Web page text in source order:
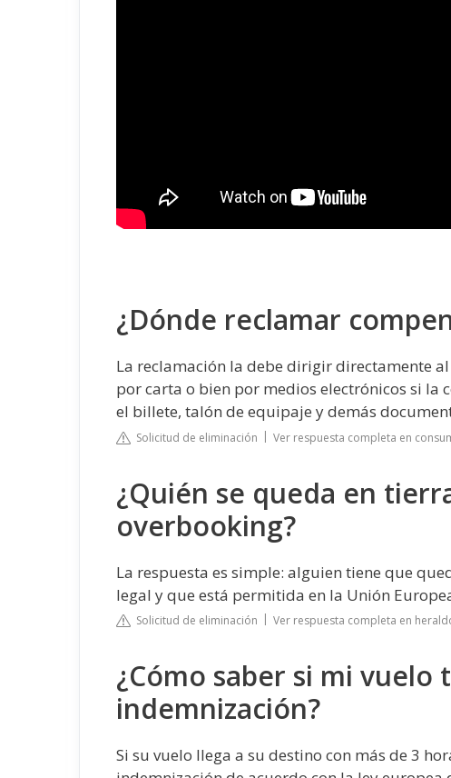
¿Dónde reclamar
La reclamación la debe dirigir directamente
por carta o bien por medios electrónicos si la
el billete, talón de equipaje y demás
Solicitud de eliminación Ver respuesta completa en
¿Quién se queda en
overbooking?
La respuesta es simple: alguien tiene que
legal y que está permitida en la Unión
Solicitud de eliminación Ver respuesta completa en
¿Cómo saber si mi vuelo
indemnización?
Si su vuelo llega a su destino con más de 3